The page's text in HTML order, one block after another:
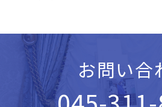
お問い合